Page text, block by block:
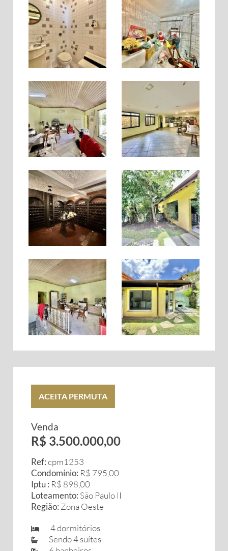
ACEITA PERMUTA
Venda
R$ 3.500.000,00
Ref:cpm1253
Condomínio: R$ 795,00
Iptu : R$ 898,00
Loteamento: São Paulo II
Região: Zona Oeste
4 dormitórios
Sendo 4 suítes